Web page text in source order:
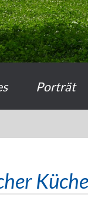
Porträt